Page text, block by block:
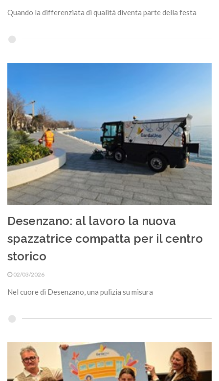
Quando la differenziata di qualità diventa parte della festa
Desenzano: al lavoro la nuova
spazzatrice compatta per il centro
storico
02/03/2026
Nel cuore di Desenzano, una pulizia su misura